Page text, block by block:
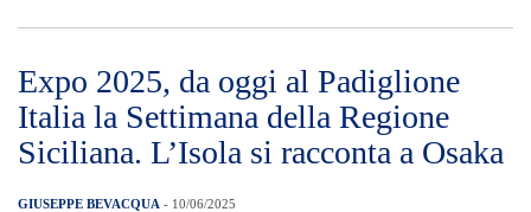
Expo 2025, da oggi al Padiglione
Italia la Settimana della Regione
Siciliana. L’Isola si racconta a Osaka
GIUSEPPE BEVACQUA - 10/06/2025